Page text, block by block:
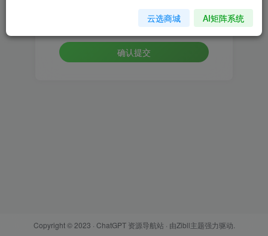
确认提交
Copyright © 2023 · ChatGPT 资源导航站· 由Zibll主题强力驱动.
云选商城 AI矩阵系统